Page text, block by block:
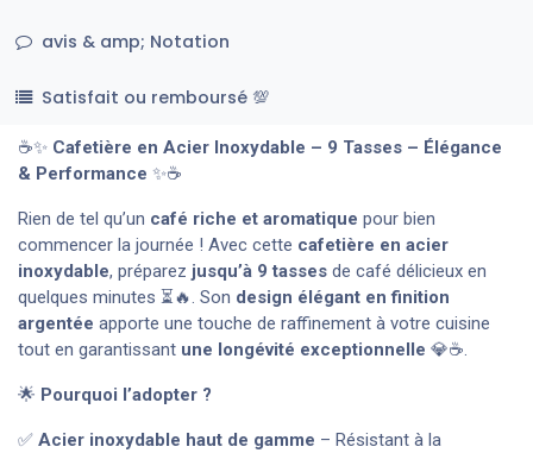
avis & amp; Notation
Satisfait ou remboursé 💯
☕✨ Cafetière en Acier Inoxydable – 9 Tasses – Élégance
& Performance ✨☕
Rien de tel qu’un café riche et aromatique pour bien
commencer la journée ! Avec cette cafetière en acier
inoxydable, préparez jusqu’à 9 tasses de café délicieux en
quelques minutes ⏳🔥. Son design élégant en finition
argentée apporte une touche de raffinement à votre cuisine
tout en garantissant une longévité exceptionnelle 💎☕.
🌟 Pourquoi l’adopter ?
✅ Acier inoxydable haut de gamme – Résistant à la